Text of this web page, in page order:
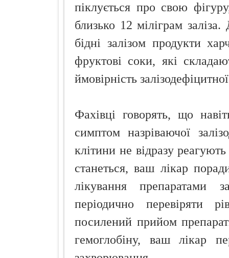
піклується про свою
близько 12 міліграм
бідні залізом продукти
фруктові соки, які
ймовірність
Фахівці говорять, що
симптом назріваючої
клітини не відразу
станеться, ваш лікар
лікування препаратами
періодично перевіряти
посилений прийом
гемоглобіну, ваш лікар